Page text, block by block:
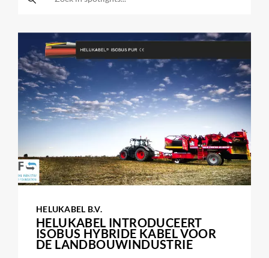
HELUKABEL B.V.
HELUKABEL INTRODUCEERT
ISOBUS HYBRIDE KABEL VOOR
DE LANDBOUWINDUSTRIE